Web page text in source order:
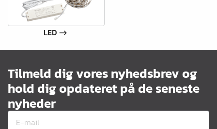
LED
Tilmeld dig vores nyhedsbrev og
hold dig opdateret på de seneste
nyheder